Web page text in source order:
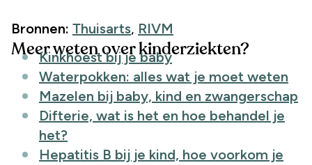
Bronnen: Thuisarts, RIVM
Meer weten over kinderziekten?
Kinkhoest bij je baby
Waterpokken: alles wat je moet weten
Mazelen bij baby, kind en zwangerschap
Difterie, wat is het en hoe behandel je
het?
Hepatitis B bij je kind, hoe voorkom je